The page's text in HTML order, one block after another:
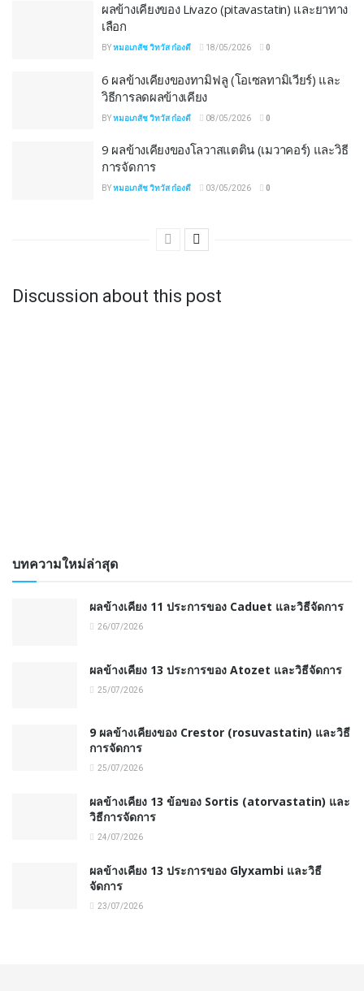
ผลข้างเคียงของ Livazo (pitavastatin) และยาทาง
เลือก
BYหมอเภสัช วิทวัส ก๋องดี 18/05/2026 0
6 ผลข้างเคียงของทามิฟลู (โอเซลทามิเวียร์) และ
วิธีการลดผลข้างเคียง
BYหมอเภสัช วิทวัส ก๋องดี 08/05/2026 0
9 ผลข้างเคียงของโลวาสแตติน (เมวาคอร์) และวิธี
การจัดการ
BYหมอเภสัช วิทวัส ก๋องดี 03/05/2026 0
Discussion about this post
บทความใหม่ล่าสุด
ผลข้างเคียง 11 ประการของ Caduet และวิธีจัดการ
26/07/2026
ผลข้างเคียง 13 ประการของ Atozet และวิธีจัดการ
25/07/2026
9 ผลข้างเคียงของ Crestor (rosuvastatin) และวิธี
การจัดการ
25/07/2026
ผลข้างเคียง 13 ข้อของ Sortis (atorvastatin) และ
วิธีการจัดการ
24/07/2026
ผลข้างเคียง 13 ประการของ Glyxambi และวิธี
จัดการ
23/07/2026